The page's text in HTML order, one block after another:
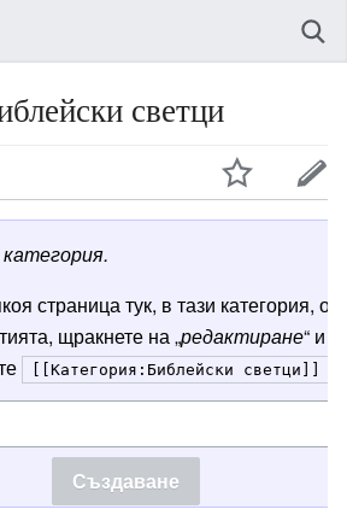
светци
страница тук, в тази категория,
щракнете на „редактиране“ и
[[Категория:Библейски светци]]